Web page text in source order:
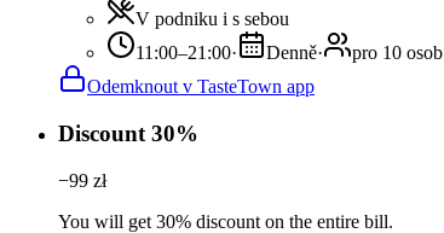
V podniku i s sebou
11:00–21:00· Denně·
pro 10 osob
Odemknout v TasteTown app
Discount 30%
−99 zł
You will get 30% discount on the entire bill.